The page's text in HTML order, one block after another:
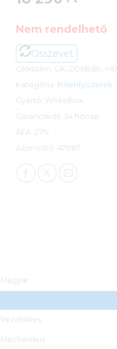
Nem rendelhető
Összevet
Cikkszám: GK-2106B/BL-HU
Kategória: Billentyűzetek
Gyártó: WhiteBox
Garanciaidő: 24 hónap
ÁFA: 27%
Azonosító: 47887
Magyar
Vezetékes
Mechanikus